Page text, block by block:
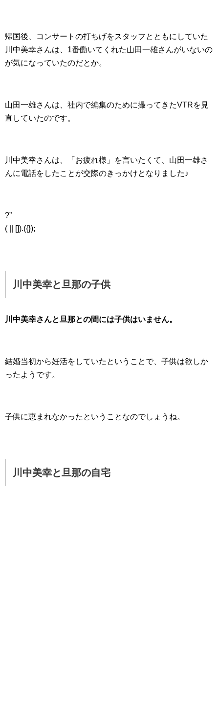
帰国後、コンサートの打ちげをスタッフとともにしていた
川中美幸さんは、1番働いてくれた山田一雄さんがいないの
が気になっていたのだとか。
山田一雄さんは、社内で編集のために撮ってきたVTRを見
直していたのです。
川中美幸さんは、「お疲れ様」を言いたくて、山田一雄さ
んに電話をしたことが交際のきっかけとなりました♪
?”
( || []).({});
川中美幸と旦那の子供
川中美幸さんと旦那との間には子供はいません。
結婚当初から妊活をしていたということで、子供は欲しか
ったようです。
子供に恵まれなかったということなのでしょうね。
川中美幸と旦那の自宅